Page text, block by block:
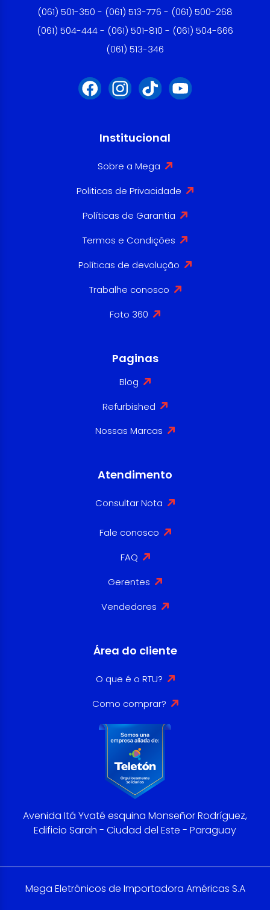
(061) 501-350 - (061) 513-776 - (061) 500-268
(061) 504-444 - (061) 501-810 - (061) 504-666
(061) 513-346
Institucional
Sobre a Mega
Politicas de Privacidade
Políticas de Garantia
Termos e Condições
Políticas de devolução
Trabalhe conosco
Foto 360
Paginas
Blog
Refurbished
Nossas Marcas
Atendimento
Consultar Nota
Fale conosco
FAQ
Gerentes
Vendedores
Área do cliente
O que é o RTU?
Como comprar?
Avenida Itá Yvaté esquina Monseñor Rodríguez,
Edificio Sarah - Ciudad del Este - Paraguay
Mega Eletrônicos de Importadora Américas S.A